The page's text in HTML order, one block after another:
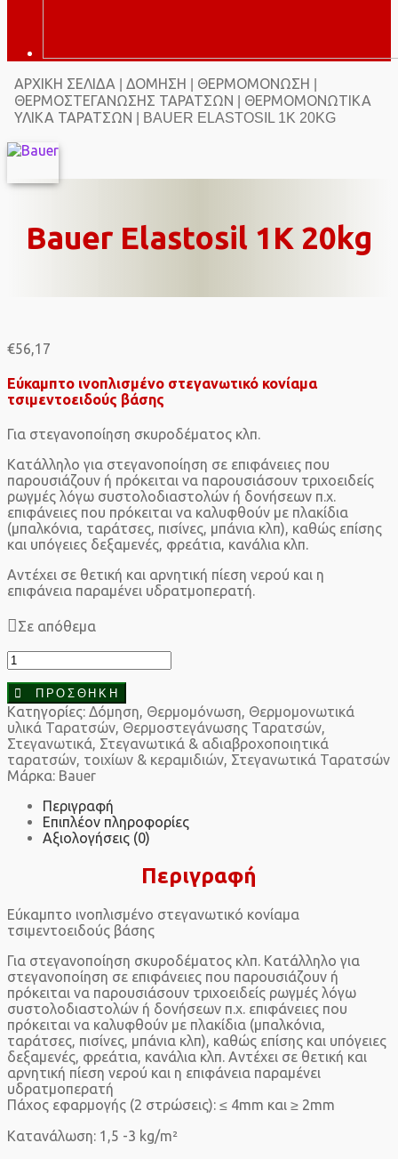
ΑΡΧΙΚΉ ΣΕΛΊΔΑ ΔΌΜΗΣΗ ΘΕΡΜΟΜΌΝΩΣΗ
ΘΕΡΜΟΣΤΕΓΆΝΩΣΗΣ ΤΑΡΑΤΣΏΝ
ΘΕΡΜΟΜΟΝΩΤΙΚΆ
ΥΛΙΚΆ ΤΑΡΑΤΣΏΝ | BAUER ELASTOSIL 1K 20KG
Bauer Elastosil 1K 20kg
€56,17
Εύκαμπτο ινοπλισμένο στεγανωτικό κονίαμα
τσιμεντοειδούς βάσης
Για στεγανοποίηση σκυροδέματος κλπ.
Κατάλληλο για στεγανοποίηση σε επιφάνειες που
παρουσιάζουν ή πρόκειται να παρουσιάσουν τριχοειδείς
ρωγμές λόγω συστολοδιαστολών ή δονήσεων π.χ.
επιφάνειες που πρόκειται να καλυφθούν με πλακίδια
(μπαλκόνια, ταράτσες, πισίνες, μπάνια κλπ), καθώς επίσης
και υπόγειες δεξαμενές, φρεάτια, κανάλια κλπ.
Αντέχει σε θετική και αρνητική πίεση νερού και η
επιφάνεια παραμένει υδρατμοπερατή.
Σε απόθεμα
Bauer
Elastosil
1K
20kg
ποσότητα
ΠΡΟΣΘΉΚΗ
Κατηγορίες: Δόμηση, Θερμομόνωση, Θερμομονωτικά
υλικά Ταρατσών, Θερμοστεγάνωσης Ταρατσών,
Στεγανωτικά, Στεγανωτικά & αδιαβροχοποιητικά
ταρατσών, τοιχίων & κεραμιδιών, Στεγανωτικά Ταρατσών
Μάρκα: Bauer
Περιγραφή
Επιπλέον πληροφορίες
Αξιολογήσεις (0)
Περιγραφή
Εύκαμπτο ινοπλισμένο στεγανωτικό κονίαμα
τσιμεντοειδούς βάσης
Για στεγανοποίηση σκυροδέματος κλπ. Κατάλληλο για
στεγανοποίηση σε επιφάνειες που παρουσιάζουν ή
πρόκειται να παρουσιάσουν τριχοειδείς ρωγμές λόγω
συστολοδιαστολών ή δονήσεων π.χ. επιφάνειες που
πρόκειται να καλυφθούν με πλακίδια (μπαλκόνια,
ταράτσες, πισίνες, μπάνια κλπ), καθώς επίσης και υπόγειες
δεξαμενές, φρεάτια, κανάλια κλπ. Αντέχει σε θετική και
αρνητική πίεση νερού και η επιφάνεια παραμένει
υδρατμοπερατή
Πάχος εφαρμογής (2 στρώσεις): ≤ 4mm και ≥ 2mm
Κατανάλωση: 1,5 -3 kg/m²